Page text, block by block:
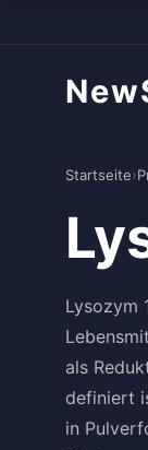
Startseite›
Lysozym
als
definiert
in